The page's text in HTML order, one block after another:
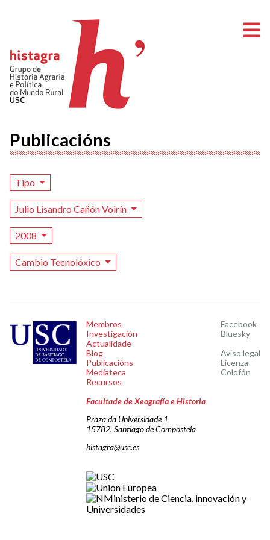
Publicacións
Tipo
Julio Lisandro Cañón Voirín
2008
Cambio Tecnolóxico
Membros
Investigación
Actualidade
Blog
Publicacións
Mediateca
Recursos
Facebook
Bluesky
Aviso legal
Licenza
Colofón
Facultade de Xeografía e Historia
Praza da Universidade 1
15782. Santiago de Compostela
histagra@usc.es